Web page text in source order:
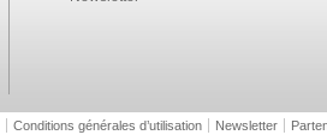
Conditions générales d’utilisation Newsletter